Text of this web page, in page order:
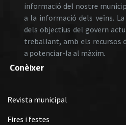
informació del nostre
a la informació dels veïns.
dels objectius del govern
treballant, amb els recursos
a potenciar-la al màxim.
Conèixer
Revista municipal
Fires i festes